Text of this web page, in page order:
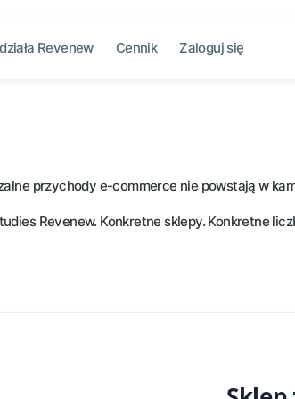
Revenew Cennik Zaloguj się
przychody e-commerce nie powstają w
Revenew. Konkretne sklepy. Konkretne